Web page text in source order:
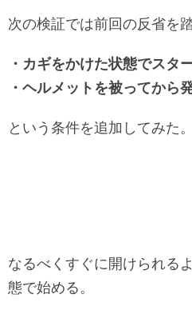
次の検証では前回の反省を踏
・カギをかけた状態でスタ
・ヘルメットを被ってから
という条件を追加してみた。
なるべくすぐに開けられる
態で始める。